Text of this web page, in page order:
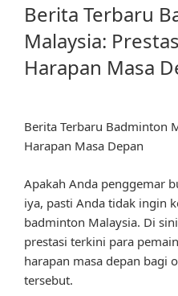
Berita Terbaru
Malaysia:
Harapan Masa
Berita Terbaru Badminton
Harapan Masa Depan
Apakah Anda penggemar
iya, pasti Anda tidak ingin
badminton Malaysia. Di
prestasi terkini para
harapan masa depan bagi
tersebut.